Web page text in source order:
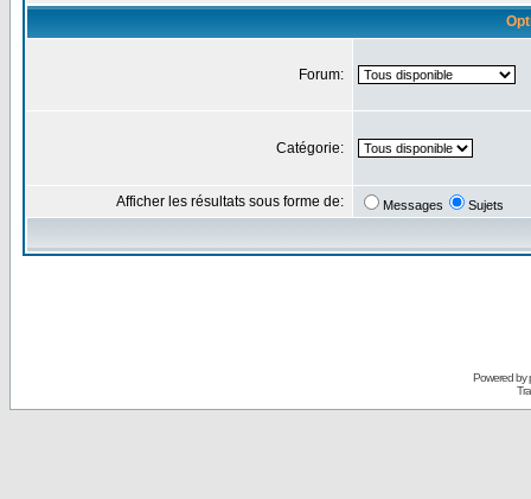
Forum:
Catégorie:
Afficher les résultats sous forme de: Messages Sujets
Powered by